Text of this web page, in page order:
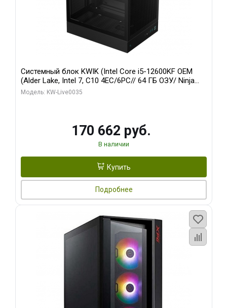
Системный блок KWIK (Intel Core i5-12600KF OEM
(Alder Lake, Intel 7, C10 4EC/6PC// 64 ГБ ОЗУ/ Ninja
Sinotex GTX1650 4GB 128bit GDDR6 DVI DP HDMI 2/
Модель: KW-Live0035
170 662 руб.
В наличии
Купить
Подробнее